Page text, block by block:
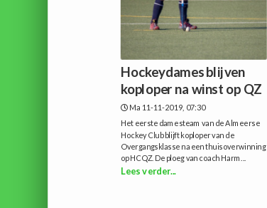
Hockeydames blijven
koploper na winst op QZ
Ma 11-11-2019, 07:30
Het eerste damesteam van de Almeerse
Hockey Club blijft koploper van de
Overgangsklasse na een thuisoverwinning
op HCQZ. De ploeg van coach Harm...
Lees verder...